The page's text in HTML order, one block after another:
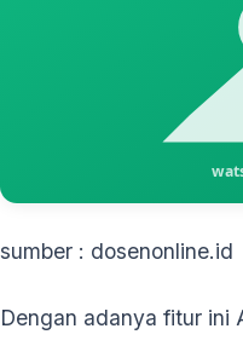
sumber : dosenonline.id
Dengan adanya fitur ini